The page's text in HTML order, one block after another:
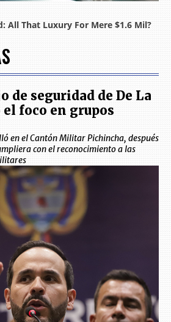
de seguridad de De La
foco en grupos
en el Cantón Militar Pichincha, después
con el reconocimiento a las